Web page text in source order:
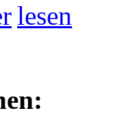
lesen